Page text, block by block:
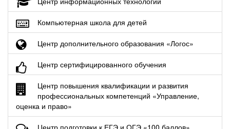
Компьютерная школа для детей
Центр дополнительного образования «Логос»
Центр сертифицированного обучения
Центр повышения квалификации и развития
профессиональных компетенций «Управление,
оценка и право»
Центр подготовки к ЕГЭ и ОГЭ «100 баллов»